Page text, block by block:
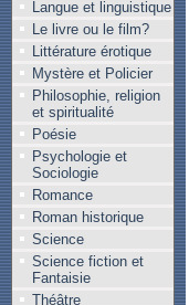
Langue et linguistique
Le livre ou le film?
Littérature érotique
Mystère et Policier
Philosophie, religion
et spiritualité
Poésie
Psychologie et
Sociologie
Romance
Roman historique
Science
Science fiction et
Fantaisie
Théâtre